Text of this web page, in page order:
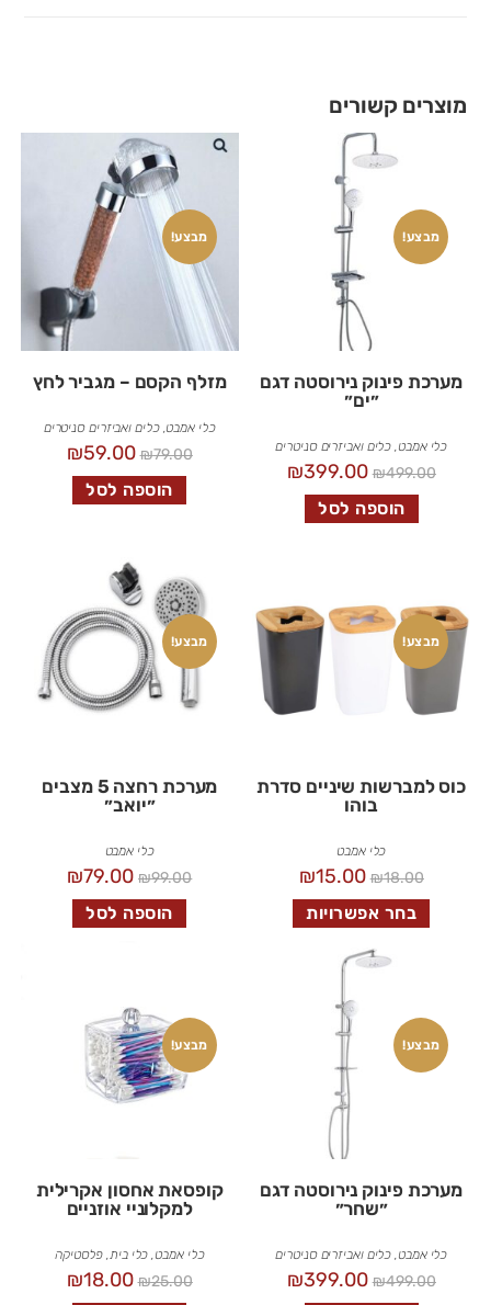
מוצרים קשורים
מבצע!
מערכת פינוק נירוסטה דגם
״ים״
כלי אמבט, כלים ואביזרים סניטרים
₪499.00
₪399.00
הוספה לסל
מבצע!
מזלף הקסם – מגביר לחץ
כלי אמבט,כלים ואביזרים סניטרים
₪79.00
₪59.00
הוספה לסל
מבצע!
כוס למברשות שיניים סדרת
בוהו
כלי אמבט
₪18.00
₪15.00
בחר אפשרויות
מבצע!
מערכת רחצה 5 מצבים
״יואב״
כלי אמבט
₪99.00
₪79.00
הוספה לסל
מבצע!
מערכת פינוק נירוסטה דגם
״שחר״
כלי אמבט, כלים ואביזרים סניטרים
₪499.00
₪399.00
מבצע!
קופסאת אחסון אקרילית
למקלוניי אוזניים
כלי אמבט, כלי בית, פלסטיקה
₪25.00
₪18.00